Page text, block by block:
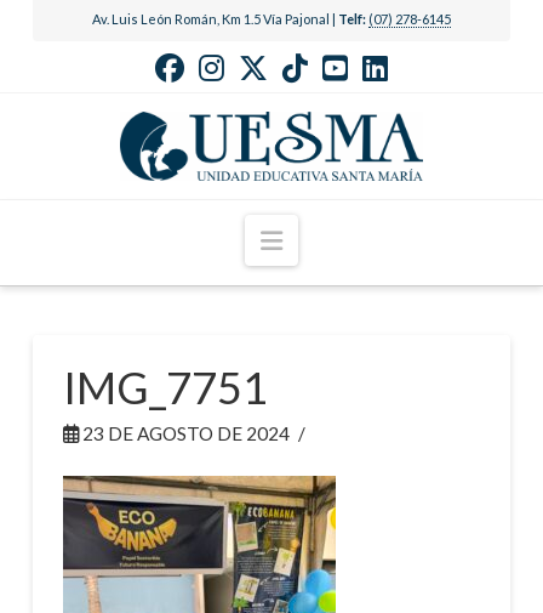
Av. Luis León Román, Km 1.5 Vía Pajonal | Telf: (07) 278-6145
Navigation
IMG_7751
23 DE AGOSTO DE 2024